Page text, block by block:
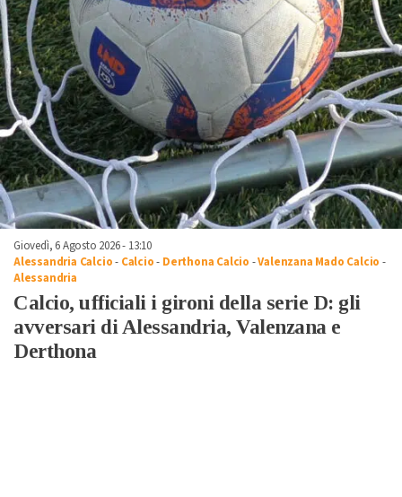
Giovedì, 6 Agosto 2026 - 13:10
Alessandria Calcio- Calcio- Derthona Calcio -Valenzana Mado Calcio -
Alessandria
Calcio, ufficiali i gironi della serie D: gli
avversari di Alessandria, Valenzana e
Derthona